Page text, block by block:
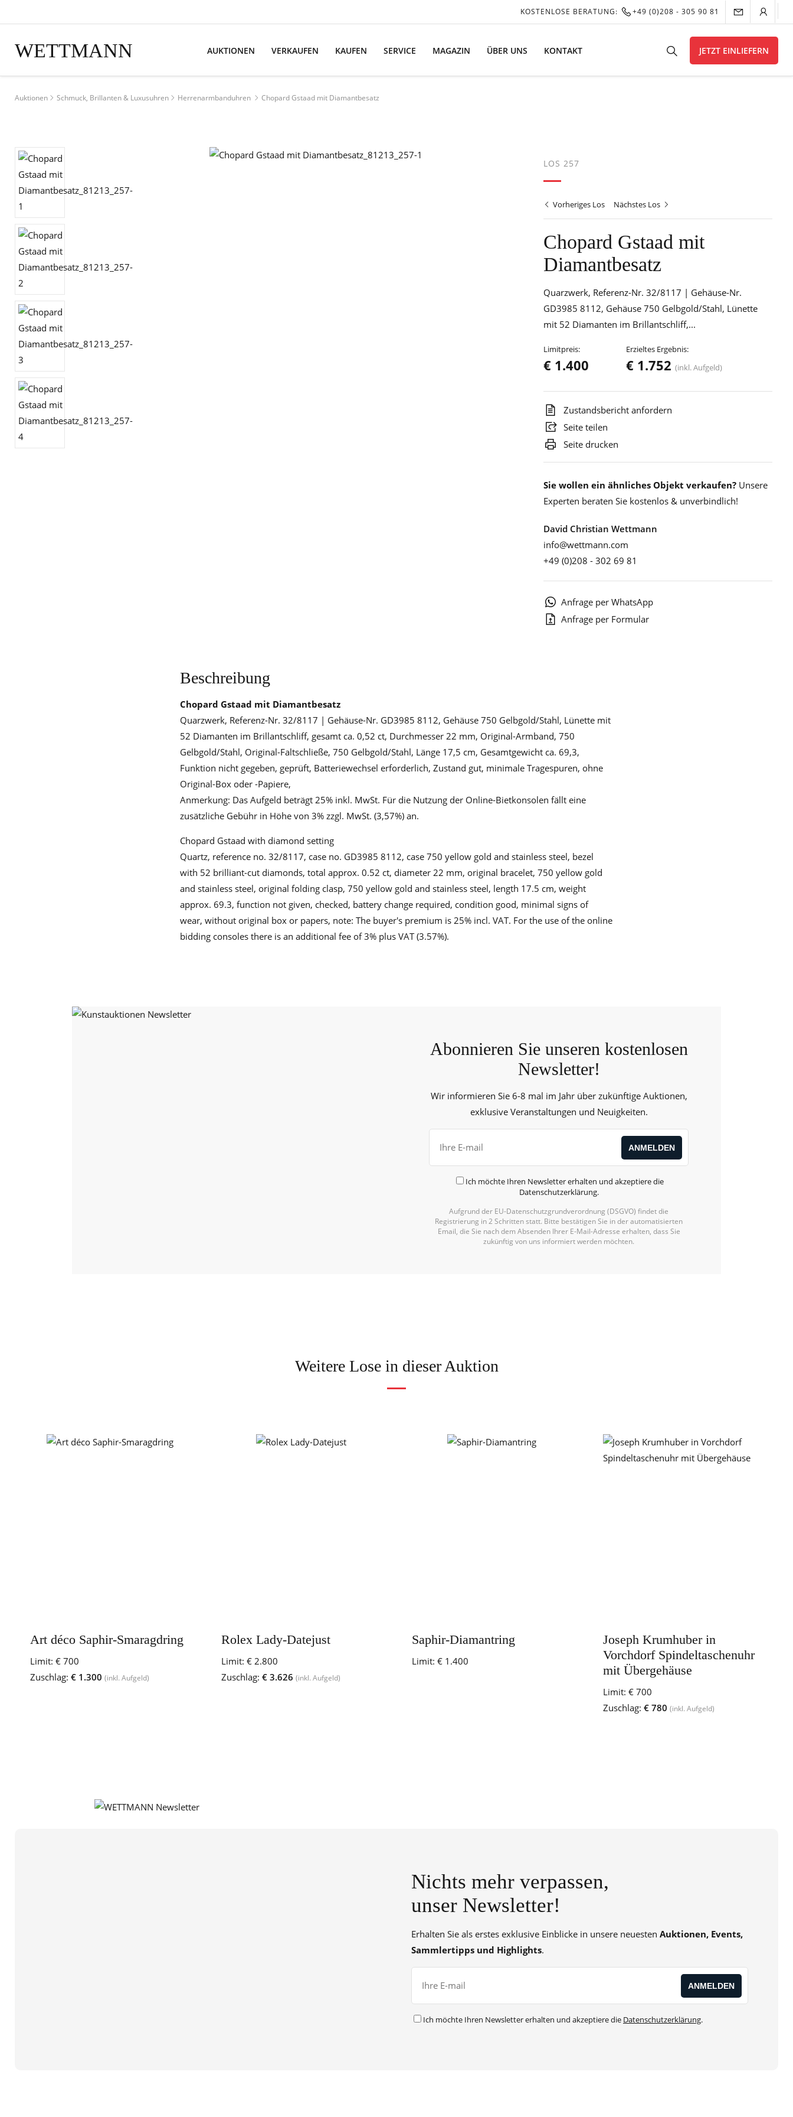
KOSTENLOSE BERATUNG: +49 (0)208 - 305 90 81
WETTMANN AUKTIONEN VERKAUFEN KAUFEN SERVICE MAGAZIN ÜBER UNS KONTAKT JETZT EINLIEFERN
Auktionen Schmuck, Brillanten & Luxusuhren Herrenarmbanduhren Chopard Gstaad mit Diamantbesatz
LOS 257
Vorheriges Los Nächstes Los
Chopard Gstaad mit
Diamantbesatz
Quarzwerk, Referenz-Nr. 32/8117 | Gehäuse-Nr.
GD3985 8112, Gehäuse 750 Gelbgold/Stahl, Lünette
mit 52 Diamanten im Brillantschliff,...
Limitpreis:
€ 1.400
Erzieltes Ergebnis:
€ 1.752 (inkl. Aufgeld)
Zustandsbericht anfordern
Seite teilen
Seite drucken
Sie wollen ein ähnliches Objekt verkaufen?Unsere
Experten beraten Sie kostenlos & unverbindlich!
David Christian Wettmann
info@wettmann.com
+49 (0)208 - 302 69 81
Anfrage per WhatsApp
Anfrage per Formular
Beschreibung
Chopard Gstaad mit Diamantbesatz
Quarzwerk, Referenz-Nr. 32/8117 | Gehäuse-Nr. GD3985 8112, Gehäuse 750 Gelbgold/Stahl, Lünette mit
52 Diamanten im Brillantschliff, gesamt ca. 0,52 ct, Durchmesser 22 mm, Original-Armband, 750
Gelbgold/Stahl, Original-Faltschließe, 750 Gelbgold/Stahl, Länge 17,5 cm, Gesamtgewicht ca. 69,3,
Funktion nicht gegeben, geprüft, Batteriewechsel erforderlich, Zustand gut, minimale Tragespuren, ohne
Original-Box oder -Papiere,
Anmerkung: Das Aufgeld beträgt 25% inkl. MwSt. Für die Nutzung der Online-Bietkonsolen fällt eine
zusätzliche Gebühr in Höhe von 3% zzgl. MwSt. (3,57%) an.
Chopard Gstaad with diamond setting
Quartz, reference no. 32/8117, case no. GD3985 8112, case 750 yellow gold and stainless steel, bezel
with 52 brilliant-cut diamonds, total approx. 0.52 ct, diameter 22 mm, original bracelet, 750 yellow gold
and stainless steel, original folding clasp, 750 yellow gold and stainless steel, length 17.5 cm, weight
approx. 69.3, function not given, checked, battery change required, condition good, minimal signs of
wear, without original box or papers, note: The buyer's premium is 25% incl. VAT. For the use of the online
bidding consoles there is an additional fee of 3% plus VAT (3.57%).
Abonnieren Sie unseren kostenlosen
Newsletter!
Wir informieren Sie 6-8 mal im Jahr über zukünftige Auktionen,
exklusive Veranstaltungen und Neuigkeiten.
Ich möchte Ihren Newsletter erhalten und akzeptiere die
Datenschutzerklärung.
Aufgrund der EU-Datenschutzgrundverordnung (DSGVO) findet die
Registrierung in 2 Schritten statt. Bitte bestätigen Sie in der automatisierten
Email, die Sie nach dem Absenden Ihrer E-Mail-Adresse erhalten, dass Sie
zukünftig von uns informiert werden möchten.
Weitere Lose in dieser Auktion
Art déco Saphir-Smaragdring
Limit: € 700
Zuschlag: € 1.300 (inkl. Aufgeld)
Rolex Lady-Datejust
Limit: € 2.800
Zuschlag: € 3.626 (inkl. Aufgeld)
Saphir-Diamantring
Limit: € 1.400
Joseph Krumhuber in
Vorchdorf Spindeltaschenuhr
mit Übergehäuse
Limit: € 700
Zuschlag: € 780 (inkl. Aufgeld)
Nichts mehr verpassen,
unser Newsletter!
Erhalten Sie als erstes exklusive Einblicke in unsere neuesten Auktionen, Events,
Sammlertipps und Highlights.
Ich möchte Ihren Newsletter erhalten und akzeptiere die Datenschutzerklärung.